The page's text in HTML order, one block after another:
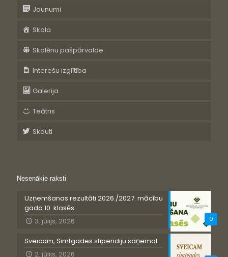
Jaunumi
Skola
Skolēnu pašpārvalde
Interešu izglītība
Galerija
Teātris
Skauti
Nesenākie raksti
0
Uzņemšanas rezultāti 2026./2027. mācību
gada 10. klasēs
3. jūlijs, 2026
Sveicam, Simtgades stipendiju saņemot
2. jūlijs, 2026